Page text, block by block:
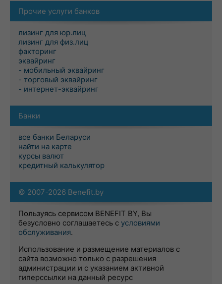
Прочие услуги банков
лизинг для юр.лиц
лизинг для физ.лиц
факторинг
эквайринг
- мобильный эквайринг
- торговый эквайринг
- интернет-эквайринг
Банки
все банки Беларуси
найти на карте
курсы валют
кредитный калькулятор
© 2007-2026 Benefit.by
Пользуясь сервисом BENEFIT BY, Вы
безусловно соглашаетесь с условиями
обслуживания.
Использование и размещение материалов с
сайта возможно только с разрешения
администрации и с указанием активной
гиперссылки на данный ресурс